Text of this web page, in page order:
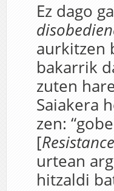
Ez dago
aurkitzen
bakarrik
zuten
Saiakera
zen:
[
urtean
hitzaldi